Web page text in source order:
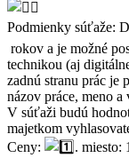
Podmienky súťaže:
rokov a je možné
technikou (aj
zadnú stranu prác je
názov práce, meno a
V súťaži budú
majetkom
Ceny:
. miesto: